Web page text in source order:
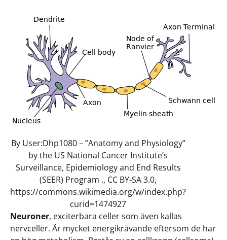
By User:Dhp1080 – ”Anatomy and Physiology”
by the US National Cancer Institute’s
Surveillance, Epidemiology and End Results
(SEER) Program ., CC BY-SA 3.0,
https://commons.wikimedia.org/w/index.php?
curid=1474927
Neuroner, exciterbara celler som även kallas
nervceller. Är mycket energikrävande eftersom de har